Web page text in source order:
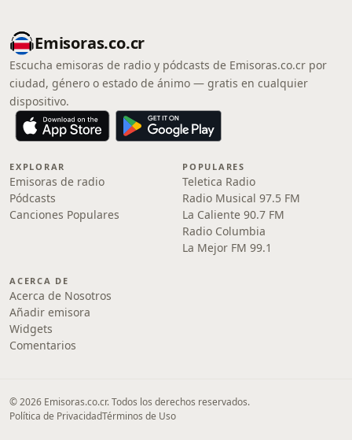
Emisoras.co.cr
Escucha emisoras de radio y pódcasts de Emisoras.co.cr por
ciudad, género o estado de ánimo — gratis en cualquier
dispositivo.
EXPLORAR
Emisoras de radio
Pódcasts
Canciones Populares
POPULARES
Teletica Radio
Radio Musical 97.5 FM
La Caliente 90.7 FM
Radio Columbia
La Mejor FM 99.1
ACERCA DE
Acerca de Nosotros
Añadir emisora
Widgets
Comentarios
© 2026 Emisoras.co.cr. Todos los derechos reservados.
Política de PrivacidadTérminos de Uso